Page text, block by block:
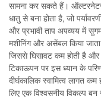
सामना कर सकते हैं।
धातु से बना होता है, जो
और प्रभावी ताप अपव्यय में
मशीनिंग और असेंबल किया
जिससे घिसावट कम होती है
टिकाऊपन पर इस ध्यान के
दीर्घकालिक स्वामित्व लागत
लिए एक विश्वसनीय विकल्प बन